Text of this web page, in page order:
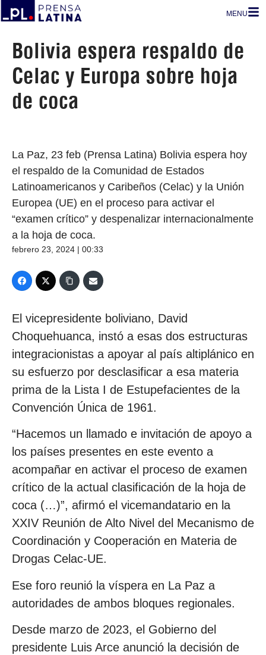
MENU
Bolivia espera respaldo de
Celac y Europa sobre hoja
de coca
La Paz, 23 feb (Prensa Latina) Bolivia espera hoy
el respaldo de la Comunidad de Estados
Latinoamericanos y Caribeños (Celac) y la Unión
Europea (UE) en el proceso para activar el
“examen crítico” y despenalizar internacionalmente
a la hoja de coca.
febrero 23, 2024 | 00:33
El vicepresidente boliviano, David
Choquehuanca, instó a esas dos estructuras
integracionistas a apoyar al país altiplánico en
su esfuerzo por desclasificar a esa materia
prima de la Lista I de Estupefacientes de la
Convención Única de 1961.
“Hacemos un llamado e invitación de apoyo a
los países presentes en este evento a
acompañar en activar el proceso de examen
crítico de la actual clasificación de la hoja de
coca (…)”, afirmó el vicemandatario en la
XXIV Reunión de Alto Nivel del Mecanismo de
Coordinación y Cooperación en Materia de
Drogas Celac-UE.
Ese foro reunió la víspera en La Paz a
autoridades de ambos bloques regionales.
Desde marzo de 2023, el Gobierno del
presidente Luis Arce anunció la decisión de